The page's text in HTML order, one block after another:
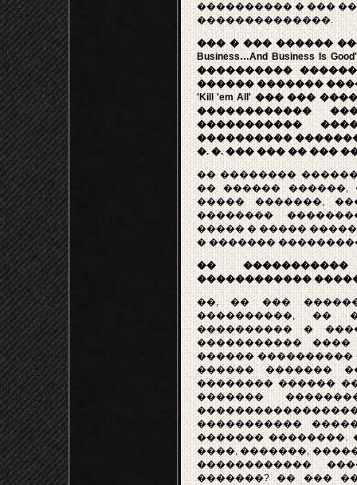
���������� � ���
��������������.
��� � ��� ������
Business…And Business
����������
������ �������
'Kill 'em All' ��� ���
������������
�����������
����������
�. �. ��� ��� �� ���
�� ��������
�� ������ ������,
����� �������,
��������
����� � �����
� �������
��
������������
��, �� ���
����������, ��
���������� �
�����������
������ ����������
������ �������
�������� ������
�������
�����������
������� ��������.
����, �������,
������������
�������? �� ���